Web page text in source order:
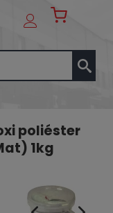
poliéster
1kg